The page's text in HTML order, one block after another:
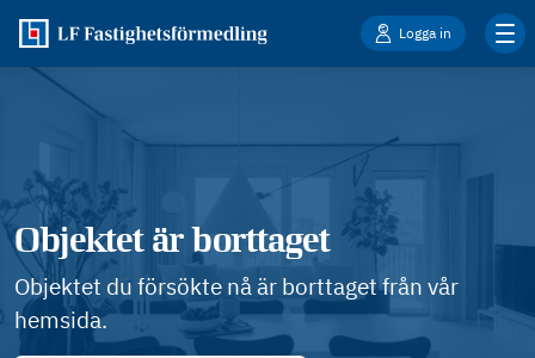
Logga in
Objektet är borttaget
Objektet du försökte nå är borttaget från vår
hemsida.